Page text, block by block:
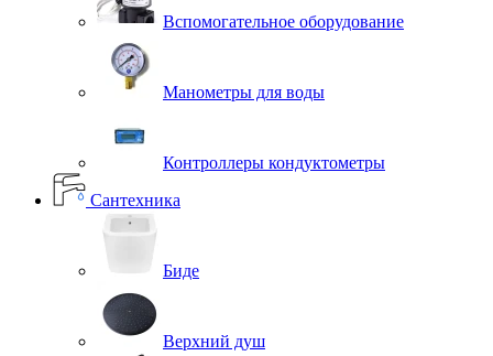
Вспомогательное оборудование
Манометры для воды
Контроллеры кондуктометры
Сантехника
Биде
Верхний душ